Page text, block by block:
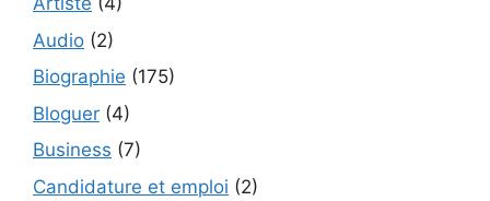
Audio (2)
Biographie (175)
Bloguer (4)
Business (7)
Candidature et emploi (2)